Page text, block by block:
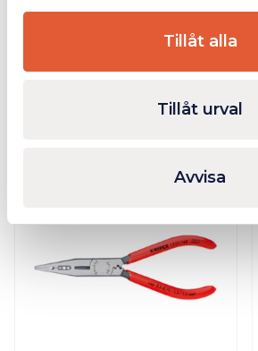
Tillåt alla
Tillåt urval
Avvisa
Finns i lager